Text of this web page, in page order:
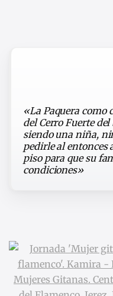
«La Paquera como
del Cerro Fuerte
siendo una niña,
pedirle al entonces
piso para que su
condiciones»